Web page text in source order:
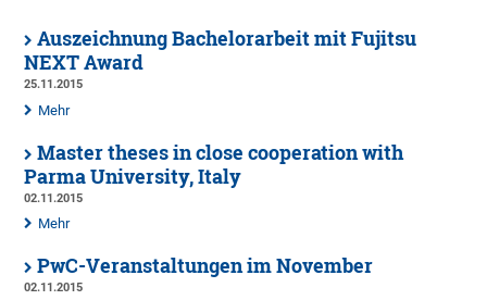
Auszeichnung Bachelorarbeit mit Fujitsu
NEXT Award
25.11.2015
Mehr
Master theses in close cooperation with
Parma University, Italy
02.11.2015
Mehr
PwC-Veranstaltungen im November
02.11.2015